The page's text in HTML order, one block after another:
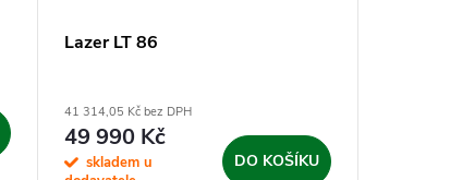
Lazer LT 86
41 314,05 Kč bez DPH
49 990 Kč
skladem u
DO KOŠÍKU